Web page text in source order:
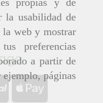
propias y de
la usabilidad de
la web y mostrar
preferencias
a partir de
páginas